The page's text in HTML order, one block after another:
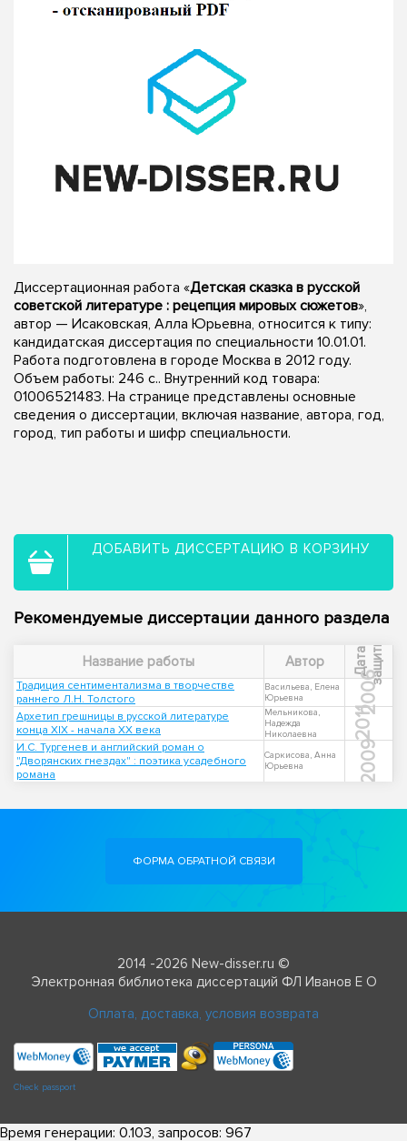
Диссертационная работа «Детская сказка в русской
советской литературе : рецепция мировых сюжетов»,
автор — Исаковская, Алла Юрьевна, относится к типу:
кандидатская диссертация по специальности 10.01.01.
Работа подготовлена в городе Москва в 2012 году.
Объем работы: 246 с.. Внутренний код товара:
01006521483. На странице представлены основные
сведения о диссертации, включая название, автора, год,
город, тип работы и шифр специальности.
ДОБАВИТЬ ДИССЕРТАЦИЮ В КОРЗИНУ
Рекомендуемые диссертации данного раздела
Название работы Автор Д
а
т
а
з
а
щ
и
ты
Традиция сентиментализма в творчестве
раннего Л.Н. Толстого
Васильева, Елена
Юрьевна
2006
Архетип грешницы в русской литературе
конца XIX - начала XX века
Мельникова,
Надежда
Николаевна
2011
И.С. Тургенев и английский роман о
"Дворянских гнездах" : поэтика усадебного
романа
Саркисова, Анна
Юрьевна
2009
ФОРМА ОБРАТНОЙ СВЯЗИ
2014 -2026 New-disser.ru ©
Электронная библиотека диссертаций ФЛ Иванов Е О
Оплата, доставка, условия возврата
Check passport
Время генерации: 0.103, запросов: 967